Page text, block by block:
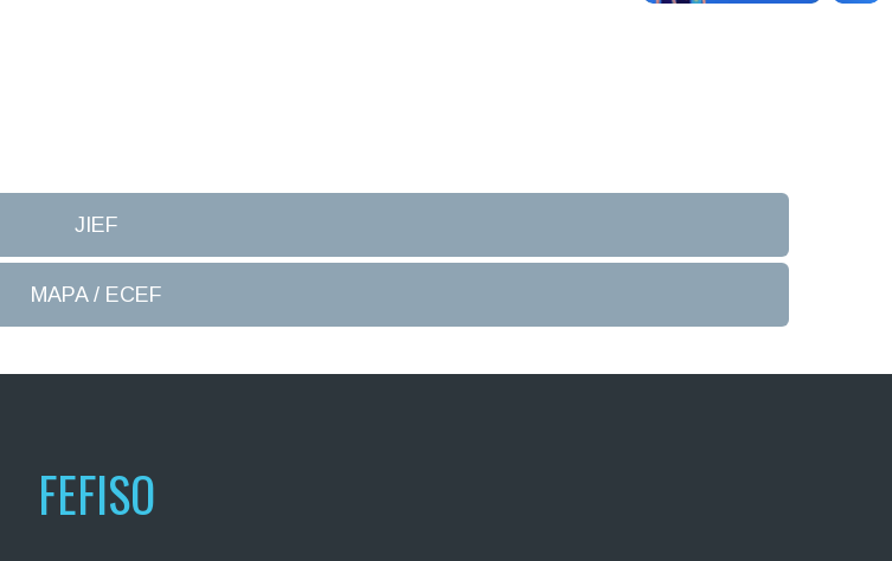
JIEF
MAPA / ECEF
FEFISO